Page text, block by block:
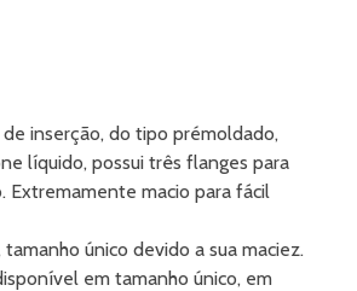
inserção, do tipo prémoldado,
líquido, possui três flanges para
Extremamente macio para fácil
único devido a sua maciez.
em tamanho único, em